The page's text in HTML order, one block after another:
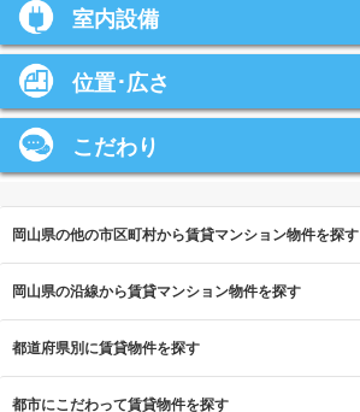
室内設備
位置･広さ
こだわり
岡山県の他の市区町村から賃貸マンション物件を探す
岡山県の沿線から賃貸マンション物件を探す
都道府県別に賃貸物件を探す
都市にこだわって賃貸物件を探す